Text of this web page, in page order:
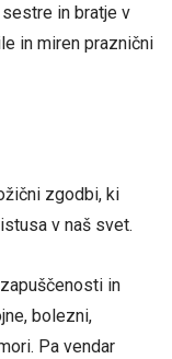
in bratje v
in miren praznični
zgodbi, ki
v naš svet.
in
bolezni,
Pa vendar